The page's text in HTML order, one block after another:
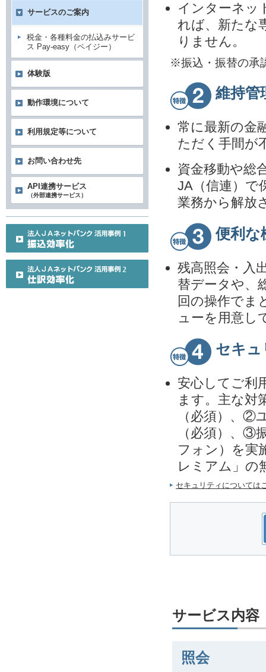
インターネッ
れば、新たな
りません。
※振込・振替の承
維持管
常に最新の金
ただく手間が
資金移動や総
JA（信連）で
業務から解放
便利な
残高照会・入
替データや、
回の操作でま
ューを用意し
セキュ
安心してご利
ます。主な対
（必須）、②
（必須）、③
フォン）を実
レミアム」の
セキュリティについては
サービス内容
照会
サービスのご案内
税金・各種料金の払込みサービ
ス Pay-easy（ペイジー）
体験版
動作環境について
利用規定等について
お問い合わせ先
API連携サービス
（外部連携サービス）